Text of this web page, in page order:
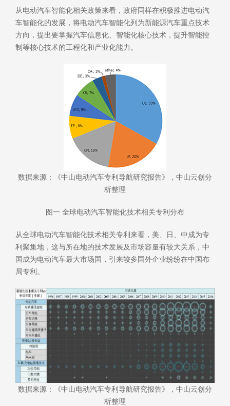
从电动汽车智能化相关政策来看，政府同样在积极推进电动汽
车智能化的发展，将电动汽车智能化列为新能源汽车重点技术
方向，提出要掌握汽车信息化、智能化核心技术，提升智能控
制等核心技术的工程化和产业化能力。
数据来源：《中山电动汽车专利导航研究报告》，中山云创分
析整理
图一 全球电动汽车智能化技术相关专利分布
从全球电动汽车智能化技术相关专利来看，美、日、中成为专
利聚集地，这与所在地的技术发展及市场容量有较大关系，中
国成为电动汽车最大市场国，引来较多国外企业纷纷在中国布
局专利。
数据来源：《中山电动汽车专利导航研究报告》，中山云创分
析整理